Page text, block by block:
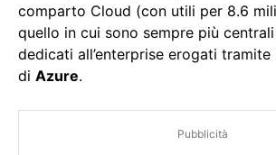
comparto Cloud (con utili per 8.6
quello in cui sono sempre più
dedicati all’enterprise erogati tramite
di Azure.
Pubblicità